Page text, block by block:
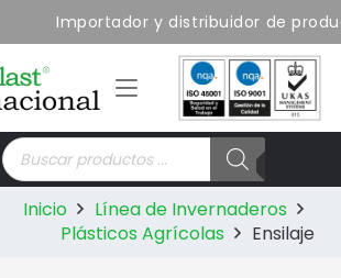
Importador y distribuidor de
Búsqueda
de
productos
Inicio
Línea de Invernaderos
Plásticos Agrícolas
Ensilaje